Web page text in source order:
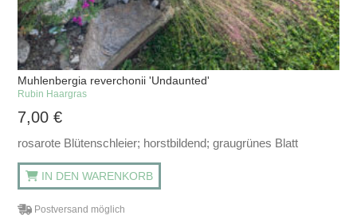
Muhlenbergia reverchonii 'Undaunted'
Rubin Haargras
7,00€
rosarote Blütenschleier; horstbildend; graugrünes Blatt
IN DEN WARENKORB
Postversand möglich